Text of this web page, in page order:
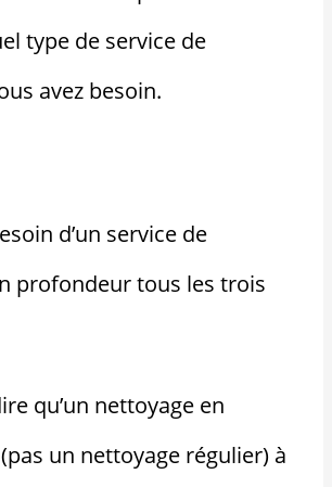
type de service de
avez besoin.
d’un service de
profondeur tous les trois
qu’un nettoyage en
un nettoyage régulier) à